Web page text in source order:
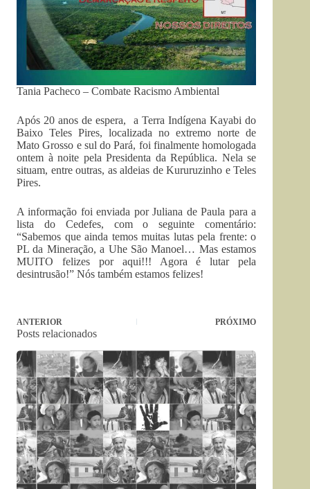
Tania Pacheco – Combate Racismo Ambiental
Após 20 anos de espera, a Terra Indígena Kayabi do
Baixo Teles Pires, localizada no extremo norte de
Mato Grosso e sul do Pará, foi finalmente homologada
ontem à noite pela Presidenta da República. Nela se
situam, entre outras, as aldeias de Kururuzinho e Teles
Pires.
A informação foi enviada por Juliana de Paula para a
lista do Cedefes, com o seguinte comentário:
“Sabemos que ainda temos muitas lutas pela frente: o
PL da Mineração, a Uhe São Manoel… Mas estamos
MUITO felizes por aqui!!! Agora é lutar pela
desintrusão!” Nós também estamos felizes!
ANTERIOR PRÓXIMO
Posts relacionados